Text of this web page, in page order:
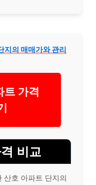
지의 매매가와 관리
가격
비교
산호 아파트 단지의